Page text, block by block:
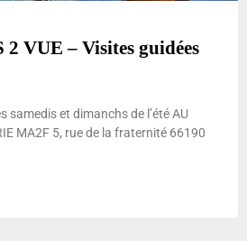
VUE – Visites guidées
samedis et dimanchs de l’été AU
MA2F 5, rue de la fraternité 66190